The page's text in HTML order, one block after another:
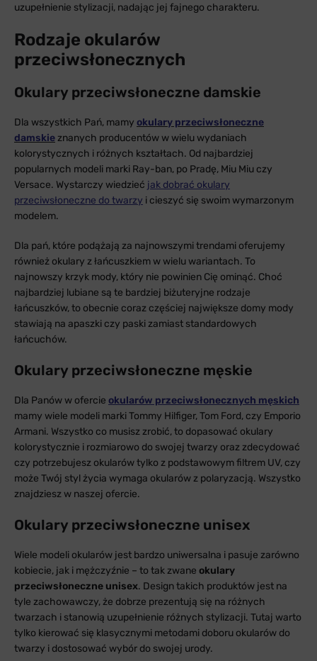
uzupełnienie stylizacji, nadając jej fajnego charakteru.
Rodzaje okularów
przeciwsłonecznych
Okulary przeciwsłoneczne damskie
Dla wszystkich Pań, mamy okulary przeciwsłoneczne
damskieznanych producentów w wielu wydaniach
kolorystycznych i różnych kształtach. Od najbardziej
popularnych modeli marki Ray-ban, po Pradę, Miu Miu czy
Versace. Wystarczy wiedzieć jak dobrać okulary
przeciwsłoneczne do twarzy i cieszyć się swoim wymarzonym
modelem.
Dla pań, które podążają za najnowszymi trendami oferujemy
również okulary z łańcuszkiem w wielu wariantach. To
najnowszy krzyk mody, który nie powinien Cię ominąć. Choć
najbardziej lubiane są te bardziej biżuteryjne rodzaje
łańcuszków, to obecnie coraz częściej największe domy mody
stawiają na apaszki czy paski zamiast standardowych
łańcuchów.
Okulary przeciwsłoneczne męskie
Dla Panów w ofercie okularów przeciwsłonecznych męskich
mamy wiele modeli marki Tommy Hilfiger, Tom Ford, czy Emporio
Armani. Wszystko co musisz zrobić, to dopasować okulary
kolorystycznie i rozmiarowo do swojej twarzy oraz zdecydować
czy potrzebujesz okularów tylko z podstawowym filtrem UV, czy
może Twój styl życia wymaga okularów z polaryzacją. Wszystko
znajdziesz w naszej ofercie.
Okulary przeciwsłoneczne unisex
Wiele modeli okularów jest bardzo uniwersalna i pasuje zarówno
kobiecie, jak i mężczyźnie – to tak zwane okulary
przeciwsłoneczne unisex. Design takich produktów jest na
tyle zachowawczy, że dobrze prezentują się na różnych
twarzach i stanowią uzupełnienie różnych stylizacji. Tutaj warto
tylko kierować się klasycznymi metodami doboru okularów do
twarzy i dostosować wybór do swojej urody.